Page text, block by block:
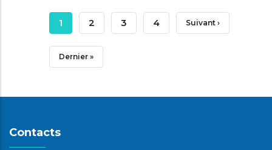
Pagination
Page
Courante
1 Page
2 Page
3 Page
4 Page
Suivant ›
Dernière
Dernier »
Contacts